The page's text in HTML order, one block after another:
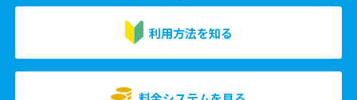
利用方法を知る